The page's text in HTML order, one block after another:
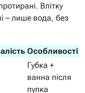
Влітку
– лише вода, без
Особливості
Губка +
ванна після
пупка